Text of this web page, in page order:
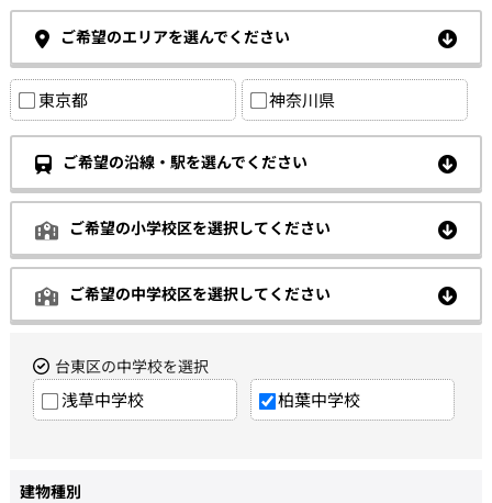
ご希望のエリアを選んでください
東京都 神奈川県
ご希望の沿線・駅を選んでください
ご希望の小学校区を選択してください
ご希望の中学校区を選択してください
台東区の中学校を選択
浅草中学校 柏葉中学校
建物種別